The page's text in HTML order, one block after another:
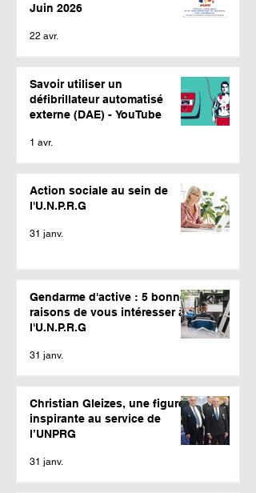
Juin 2026
22 avr.
Savoir utiliser un
défibrillateur automatisé
externe (DAE) - YouTube
1 avr.
Action sociale au sein de
l'U.N.P.R.G
31 janv.
Gendarme d'active : 5 bonnes
raisons de vous intéresser à
l'U.N.P.R.G
31 janv.
Christian Gleizes, une figure
inspirante au service de
l’UNPRG
31 janv.